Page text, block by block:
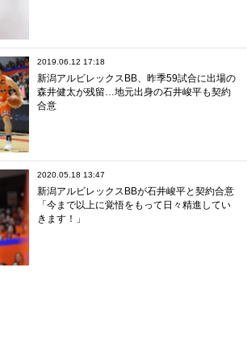
2019.06.12 17:18
新潟アルビレックスBB、昨季59試合に出場の
森井健太が残留…地元出身の石井峻平も契約
合意
2020.05.18 13:47
新潟アルビレックスBBが石井峻平と契約合意
「今まで以上に覚悟をもって日々精進してい
きます！」